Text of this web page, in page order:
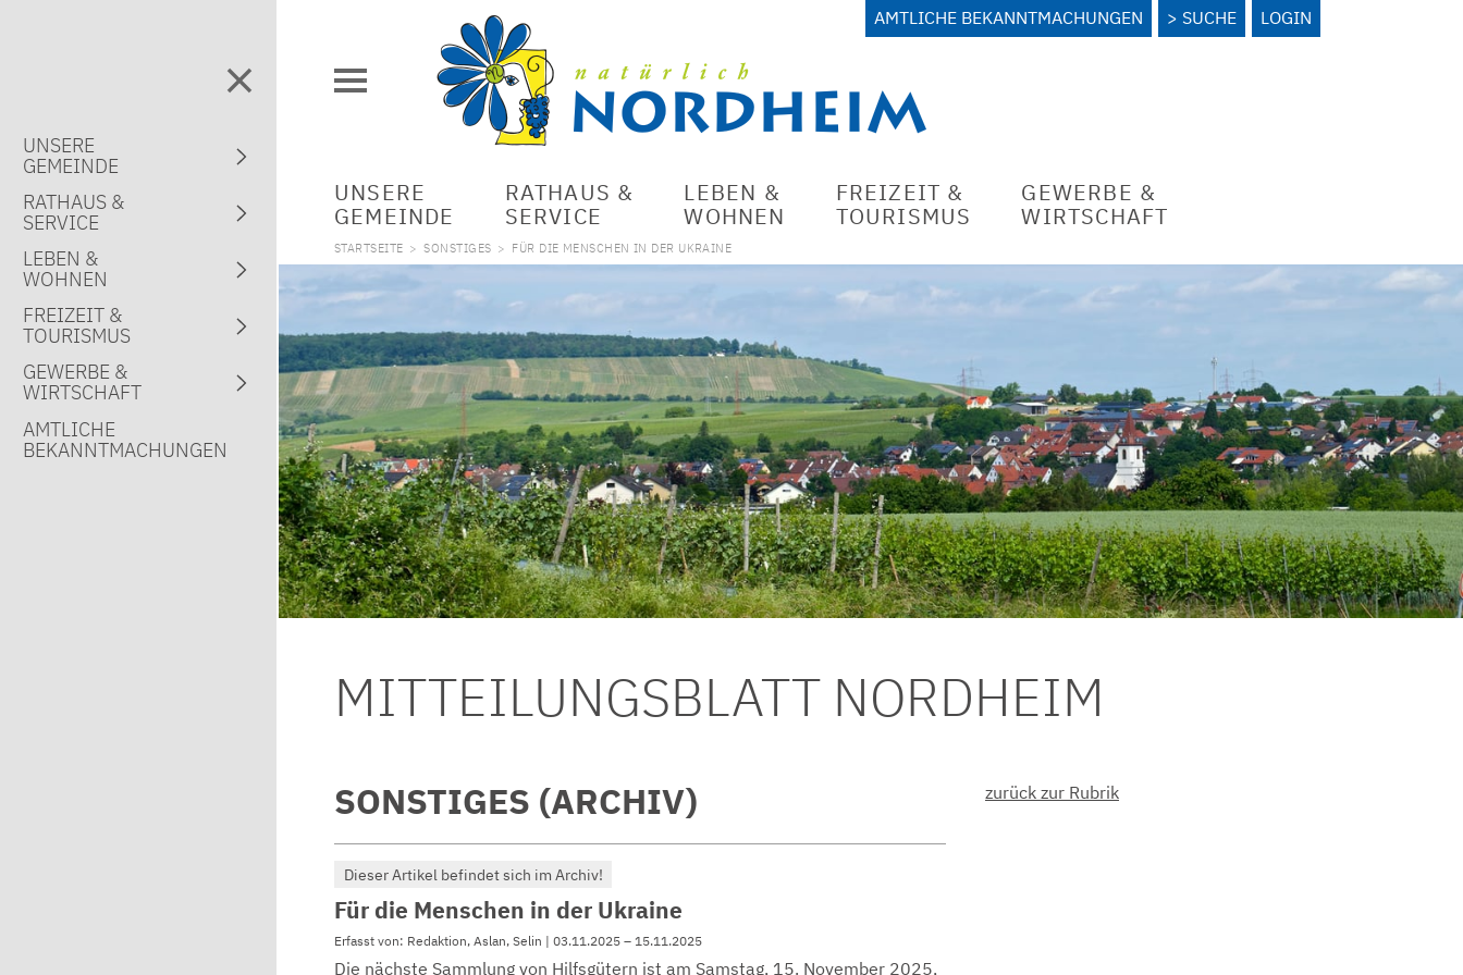
AMTLICHE BEKANNTMACHUNGEN SUCHE LOGIN
UNSERE
GEMEINDE
RATHAUS &
SERVICE
LEBEN &
WOHNEN
FREIZEIT &
TOURISMUS
GEWERBE &
WIRTSCHAFT
STARTSEITE > SONSTIGES > FÜR DIE MENSCHEN IN DER UKRAINE
MITTEILUNGSBLATT NORDHEIM
SONSTIGES (ARCHIV)
Dieser Artikel befindet sich im Archiv!
Für die Menschen in der Ukraine
Erfasst von: Redaktion, Aslan, Selin | 03.11.2025 – 15.11.2025
Die nächste Sammlung von Hilfsgütern ist am Samstag, 15. November 2025,
zurück zur Rubrik
UNSERE
GEMEINDE
RATHAUS &
SERVICE
LEBEN &
WOHNEN
FREIZEIT &
TOURISMUS
GEWERBE &
WIRTSCHAFT
AMTLICHE
BEKANNTMACHUNGEN